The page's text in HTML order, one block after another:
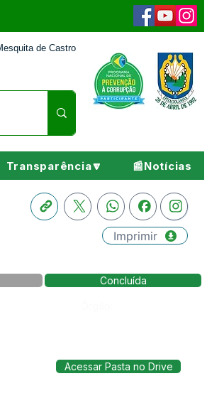
de Castro
Transparência🔽 📰Notícias
Imprimir
Concluída
Acessar Pasta no Drive